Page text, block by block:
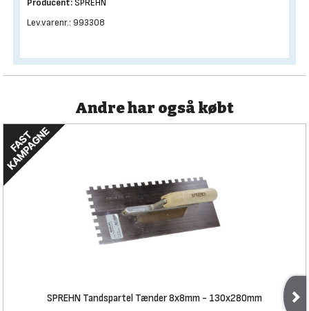
Producent: SPREHN
Lev.varenr.: 993308
Andre har også købt
SPREHN Tandspartel Tænder 8x8mm - 130x280mm